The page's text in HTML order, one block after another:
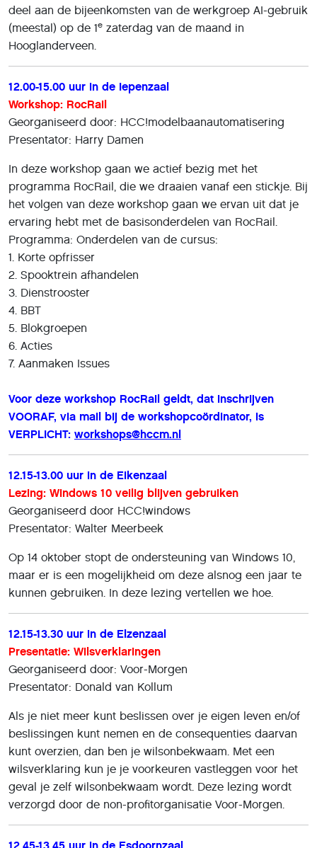
deel aan de bijeenkomsten van de werkgroep AI-gebruik
(meestal) op de 1e zaterdag van de maand in
Hooglanderveen.
12.00-15.00 uur in de Iepenzaal
Workshop: RocRail
Georganiseerd door: HCC!modelbaanautomatisering
Presentator: Harry Damen
In deze workshop gaan we actief bezig met het
programma RocRail, die we draaien vanaf een stickje. Bij
het volgen van deze workshop gaan we ervan uit dat je
ervaring hebt met de basisonderdelen van RocRail.
Programma: Onderdelen van de cursus:
1. Korte opfrisser
2. Spooktrein afhandelen
3. Dienstrooster
4. BBT
5. Blokgroepen
6. Acties
7. Aanmaken Issues
Voor deze workshop RocRail geldt, dat inschrijven
VOORAF, via mail bij de workshopcoördinator, is
VERPLICHT: workshops@hccm.nl
12.15-13.00 uur in de Eikenzaal
Lezing: Windows 10 veilig blijven gebruiken
Georganiseerd door HCC!windows
Presentator: Walter Meerbeek
Op 14 oktober stopt de ondersteuning van Windows 10,
maar er is een mogelijkheid om deze alsnog een jaar te
kunnen gebruiken. In deze lezing vertellen we hoe.
12.15-13.30 uur in de Elzenzaal
Presentatie: Wilsverklaringen
Georganiseerd door: Voor-Morgen
Presentator: Donald van Kollum
Als je niet meer kunt beslissen over je eigen leven en/of
beslissingen kunt nemen en de consequenties daarvan
kunt overzien, dan ben je wilsonbekwaam. Met een
wilsverklaring kun je je voorkeuren vastleggen voor het
geval je zelf wilsonbekwaam wordt. Deze lezing wordt
verzorgd door de non-profitorganisatie Voor-Morgen.